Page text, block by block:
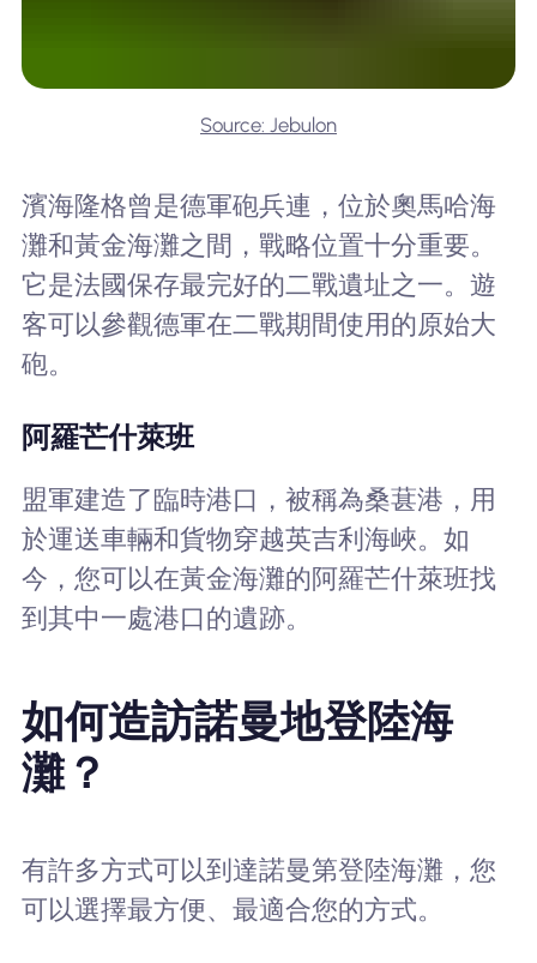
Source: Jebulon
濱海隆格曾是德軍砲兵連，位於奧馬哈海
灘和黃金海灘之間，戰略位置十分重要。
它是法國保存最完好的二戰遺址之一。遊
客可以參觀德軍在二戰期間使用的原始大
砲。
阿羅芒什萊班
盟軍建造了臨時港口，被稱為桑葚港，用
於運送車輛和貨物穿越英吉利海峽。如
今，您可以在黃金海灘的阿羅芒什萊班找
到其中一處港口的遺跡。
如何造訪諾曼地登陸海
灘？
有許多方式可以到達諾曼第登陸海灘，您
可以選擇最方便、最適合您的方式。